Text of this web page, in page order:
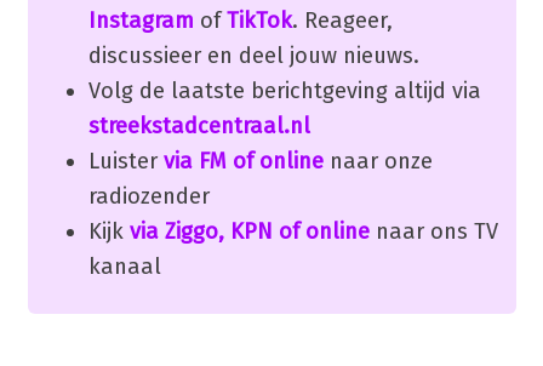
Instagram ofTikTok. Reageer,
discussieer en deel jouw nieuws.
Volg de laatste berichtgeving altijd via
streekstadcentraal.nl
Luister via FM of onlinenaar onze
radiozender
Kijk via Ziggo, KPN of onlinenaar ons TV
kanaal